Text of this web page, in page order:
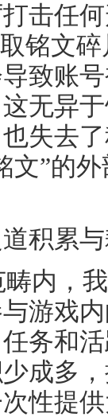
击任
铭文
致账
无异
失去
文”的
积累
内，
游戏
务和
成多
性提